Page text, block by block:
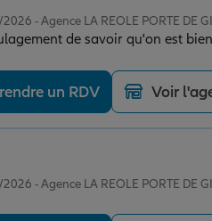
- Agence LA REOLE PORTE DE
de savoir qu'on est
un RDV Voir
- Agence LA REOLE PORTE DE